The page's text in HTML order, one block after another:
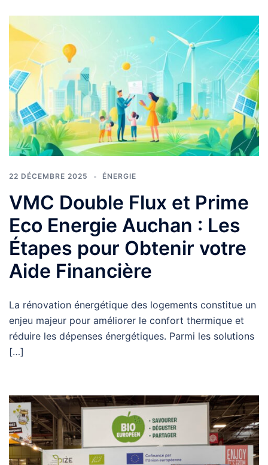
22 DÉCEMBRE 2025 ÉNERGIE
VMC Double Flux et Prime
Eco Energie Auchan : Les
Étapes pour Obtenir votre
Aide Financière
La rénovation énergétique des logements constitue un
enjeu majeur pour améliorer le confort thermique et
réduire les dépenses énergétiques. Parmi les solutions
[…]